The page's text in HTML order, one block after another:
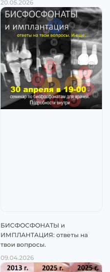
20.05.2026
БИСФОСФОНАТЫ и
ИМПЛАНТАЦИЯ: ответы на
твои вопросы.
09.04.2026